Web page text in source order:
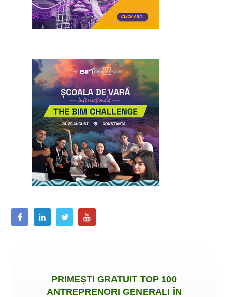
PRIMEȘTI GRATUIT TOP 100
ANTREPRENORI GENERALI ÎN